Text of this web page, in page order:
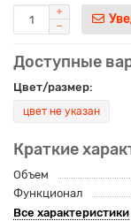
Доступные
Цвет/размер:
цвет не указан
Краткие
Объем
Функционал
Все характеристики